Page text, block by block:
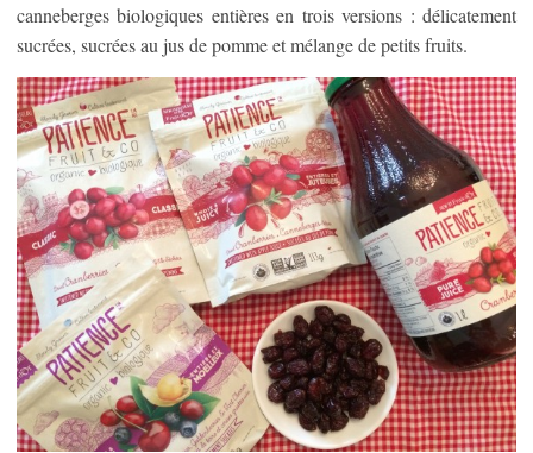
canneberges biologiques entières en trois versions : délicatement
sucrées, sucrées au jus de pomme et mélange de petits fruits.